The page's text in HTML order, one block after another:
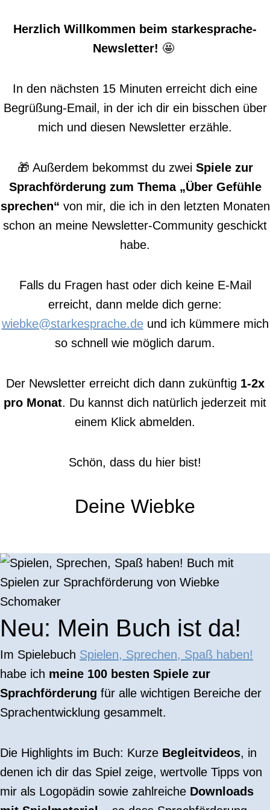
Herzlich Willkommen beim starkesprache-
Newsletter! 🤩
In den nächsten 15 Minuten erreicht dich eine
Begrüßung-Email, in der ich dir ein bisschen über
mich und diesen Newsletter erzähle.
🎁 Außerdem bekommst du zwei Spiele zur
Sprachförderung zum Thema „Über Gefühle
sprechen“ von mir, die ich in den letzten Monaten
schon an meine Newsletter-Community geschickt
habe.
Falls du Fragen hast oder dich keine E-Mail
erreicht, dann melde dich gerne:
wiebke@starkesprache.deund ich kümmere mich
so schnell wie möglich darum.
Der Newsletter erreicht dich dann zukünftig 1-2x
pro Monat. Du kannst dich natürlich jederzeit mit
einem Klick abmelden.
Schön, dass du hier bist!
Deine Wiebke
Neu: Mein Buch ist da!
Im Spielebuch Spielen, Sprechen, Spaß haben!
habe ich meine 100 besten Spiele zur
Sprachförderung für alle wichtigen Bereiche der
Sprachentwicklung gesammelt.
Die Highlights im Buch: Kurze Begleitvideos, in
denen ich dir das Spiel zeige, wertvolle Tipps von
mir als Logopädin sowie zahlreiche Downloads